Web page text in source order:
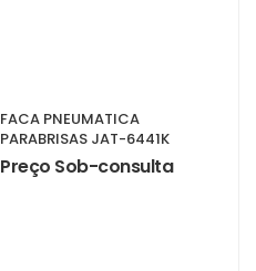
FACA PNEUMATICA
PARABRISAS JAT-6441K
Preço Sob-consulta